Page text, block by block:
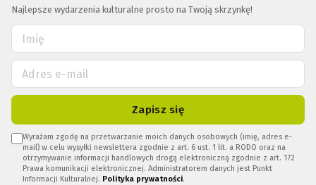
Najlepsze wydarzenia kulturalne prosto na Twoją skrzynkę!
Zapisz się
Wyrażam zgodę na przetwarzanie moich danych osobowych (imię, adres e-
mail) w celu wysyłki newslettera zgodnie z art. 6 ust. 1 lit. a RODO oraz na
otrzymywanie informacji handlowych drogą elektroniczną zgodnie z art. 172
Prawa komunikacji elektronicznej. Administratorem danych jest Punkt
Informacji Kulturalnej. Polityka prywatności.